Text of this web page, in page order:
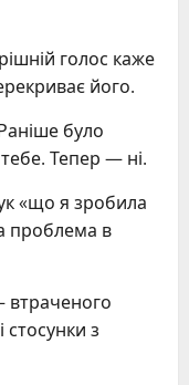
голос каже
його.
було
Тепер — ні.
«що я зробила
проблема в
стосунки з